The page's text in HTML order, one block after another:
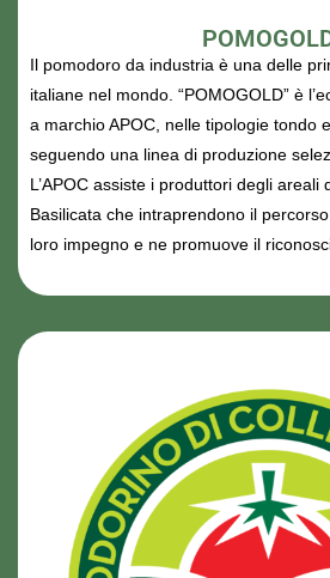
Il pomodoro da industria è una delle
italiane nel mondo. “POMOGOLD” è
a marchio APOC, nelle tipologie tondo
seguendo una linea di produzione
L’APOC assiste i produttori degli areali
Basilicata che intraprendono il
loro impegno e ne promuove il